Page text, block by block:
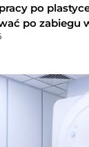
po
po zabiegu